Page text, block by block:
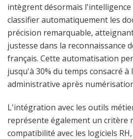
intègrent désormais
classifier automatiquement les
précision remarquable,
justesse dans la reconnaissance
français. Cette automatisation
jusqu'à 30% du temps consacré à
administrative après
L'intégration avec les outils
représente également un critère
compatibilité avec les logiciels